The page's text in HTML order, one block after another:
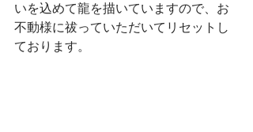
いを込めて龍を描いていますので、お
不動様に祓っていただいてリセットし
ております。